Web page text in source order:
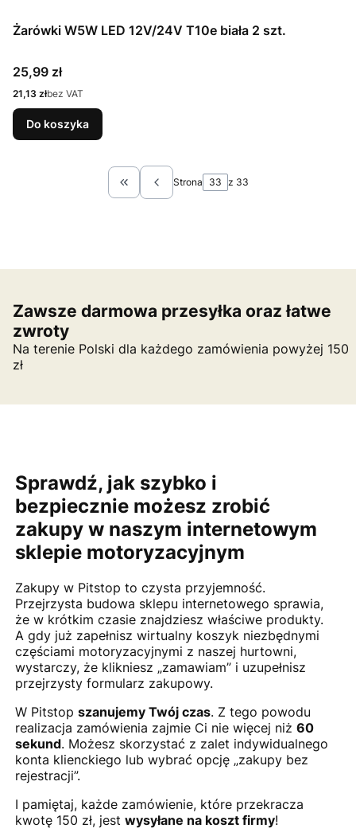
Żarówki W5W LED 12V/24V T10e biała 2 szt.
Cena
25,99 zł
Cena
21,13 złbez VAT
Do koszyka
Wróć do pierwszej strony z produktami
Strona z 33
Zawsze darmowa przesyłka oraz łatwe
zwroty
Na terenie Polski dla każdego zamówienia powyżej 150
zł
Sprawdź, jak szybko i
bezpiecznie możesz zrobić
zakupy w naszym internetowym
sklepie motoryzacyjnym
Zakupy w Pitstop to czysta przyjemność.
Przejrzysta budowa sklepu internetowego sprawia,
że w krótkim czasie znajdziesz właściwe produkty.
A gdy już zapełnisz wirtualny koszyk niezbędnymi
częściami motoryzacyjnymi z naszej hurtowni,
wystarczy, że klikniesz „zamawiam” i uzupełnisz
przejrzysty formularz zakupowy.
W Pitstop szanujemy Twój czas. Z tego powodu
realizacja zamówienia zajmie Ci nie więcej niż 60
sekund. Możesz skorzystać z zalet indywidualnego
konta klienckiego lub wybrać opcję „zakupy bez
rejestracji”.
I pamiętaj, każde zamówienie, które przekracza
kwotę 150 zł, jest wysyłane na koszt firmy!